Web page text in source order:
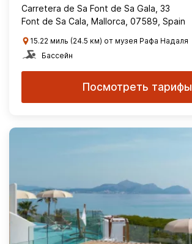
Carretera de Sa Font de Sa Gala, 33
Font de Sa Cala, Mallorca, 07589, Spain
15.22 миль (24.5 км) от музея Рафа Надаля
Бассейн
Посмотреть тарифы